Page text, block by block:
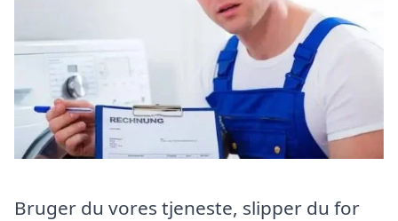
Bruger du vores tjeneste, slipper du for